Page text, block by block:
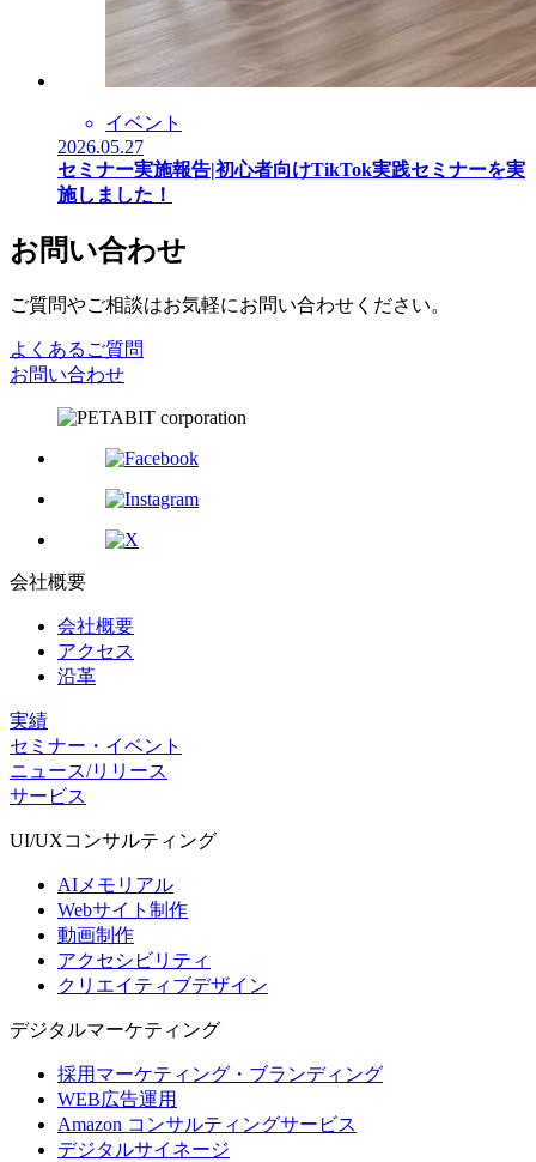
イベント
2026.05.27
セミナー実施報告|初心者向けTikTok実践セミナーを実
施しました！
お問い合わせ
ご質問やご相談はお気軽にお問い合わせください。
よくあるご質問
お問い合わせ
会社概要
会社概要
アクセス
沿革
実績
セミナー・イベント
ニュース/リリース
サービス
UI/UXコンサルティング
AIメモリアル
Webサイト制作
動画制作
アクセシビリティ
クリエイティブデザイン
デジタルマーケティング
採用マーケティング・ブランディング
WEB広告運用
Amazon コンサルティングサービス
デジタルサイネージ